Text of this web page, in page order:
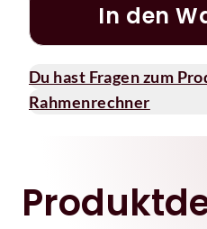
In den
Du hast Fragen zum
Rahmenrechner